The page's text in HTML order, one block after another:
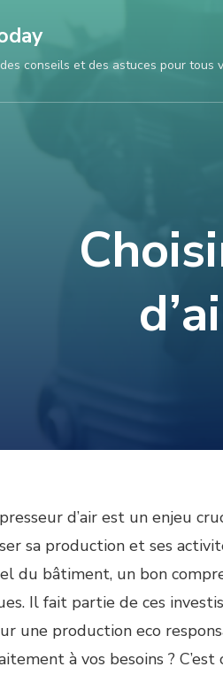
conseils et des astuces pour tous
d’air est un enjeu
sa production et ses
du bâtiment, un bon
Il fait partie de ces
une production eco
à vos besoins ?